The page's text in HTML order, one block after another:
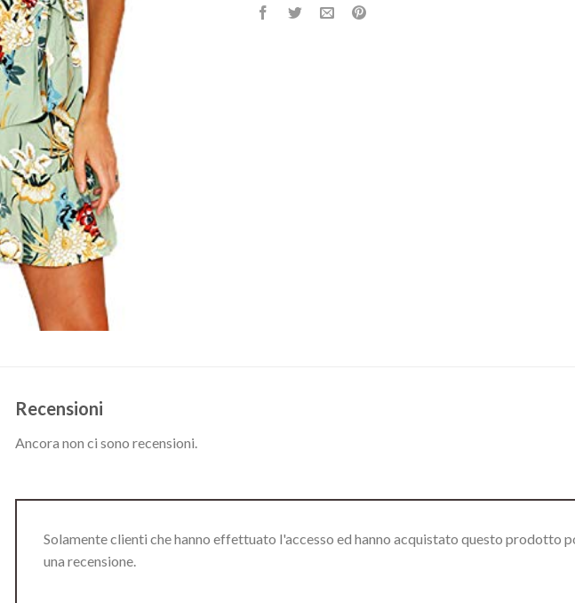
Recensioni
Ancora non ci sono recensioni.
Solamente clienti che hanno effettuato l'accesso ed hanno acquistato questo prodotto
una recensione.